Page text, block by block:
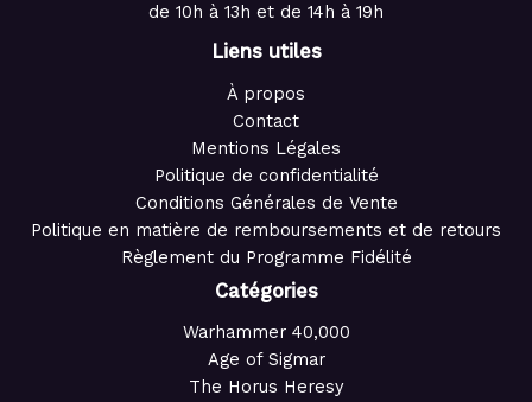
de 10h à 13h et de 14h à 19h
Liens utiles
À propos
Contact
Mentions Légales
Politique de confidentialité
Conditions Générales de Vente
Politique en matière de remboursements et de retours
Règlement du Programme Fidélité
Catégories
Warhammer 40,000
Age of Sigmar
The Horus Heresy